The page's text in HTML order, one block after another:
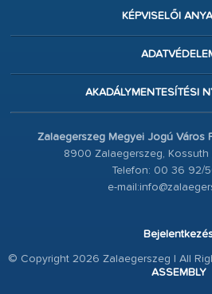
KÉPVISELŐI
AKADÁLYMENTESÍTÉSI
Zalaegerszeg Megyei Jogú Város
8900 Zalaegerszeg, Kossuth
Telefon: 00 36 92/
e-
© Copyright 2026 Zalaegerszeg | All
ASSEMBLY